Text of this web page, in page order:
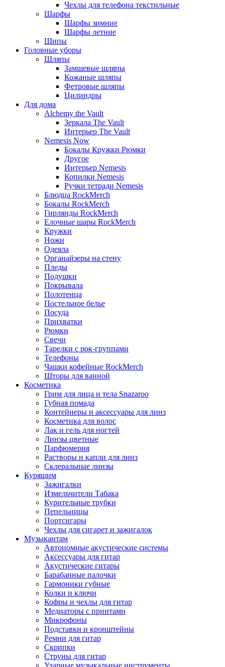
Чехлы для телефона текстильные
Шарфы
Шарфы зимние
Шарфы летние
Шипы
Головные уборы
Шляпы
Замшевые шляпы
Кожаные шляпы
Фетровые шляпы
Цилиндры
Для дома
Alchemy the Vault
Зеркала The Vault
Интерьер The Vault
Nemesis Now
Бокалы Кружки Рюмки
Другое
Интерьер Nemesis
Копилки Nemesis
Ручки тетради Nemesis
Блюдца RockMerch
Бокалы RockMerch
Гирлянды RockMerch
Елочные шары RockMerch
Кружки
Ножи
Одеяла
Органайзеры на стену
Пледы
Подушки
Покрывала
Полотенца
Постельное белье
Посуда
Прихватки
Рюмки
Свечи
Тарелки с рок-группами
Телефоны
Чашки кофейные RockMerch
Шторы для ванной
Косметика
Грим для лица и тела Snazaroo
Губная помада
Контейнеры и аксессуары для линз
Косметика для волос
Лак и гель для ногтей
Линзы цветные
Парфюмерия
Растворы и капли для линз
Склеральные линзы
Курящим
Зажигалки
Измельчители Табака
Курительные трубки
Пепельницы
Портсигары
Чехлы для сигарет и зажигалок
Музыкантам
Автономные акустические системы
Аксессуары для гитар
Акустические гитары
Барабанные палочки
Гармоники губные
Колки и ключи
Кофры и чехлы для гитар
Медиаторы с принтами
Микрофоны
Подставки и кронштейны
Ремни для гитар
Скрипки
Струны для гитар
Ударные музыкальные инструменты